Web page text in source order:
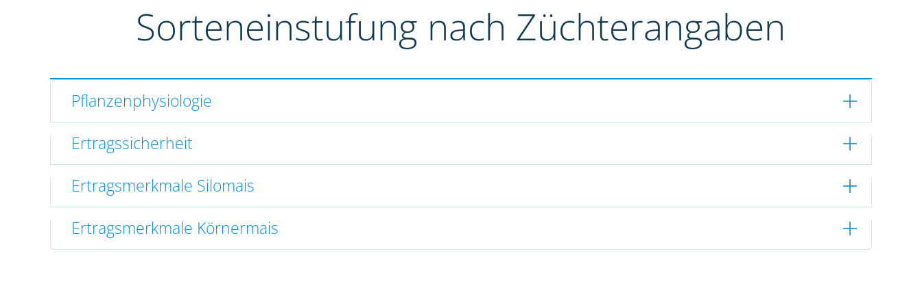
Sorteneinstufung nach Züchterangaben
Pflanzenphysiologie
Ertragssicherheit
Ertragsmerkmale Silomais
Ertragsmerkmale Körnermais